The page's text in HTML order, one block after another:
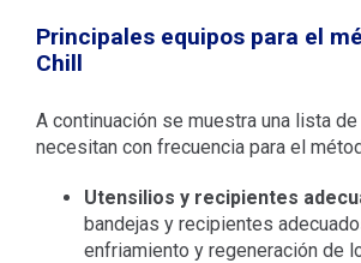
Principales equipos para el
Chill
A continuación se muestra una lista
necesitan con frecuencia para el
Utensilios y recipientes
bandejas y recipientes
enfriamiento y regeneración de